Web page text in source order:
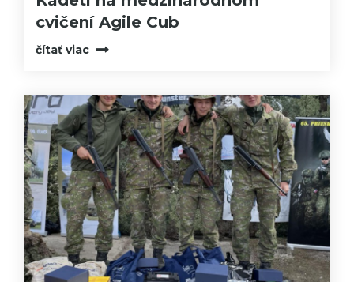
cvičení Agile Cub
čítať viac